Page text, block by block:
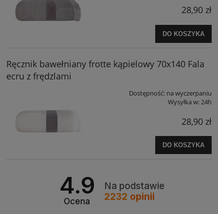
28,90 zł
DO KOSZYKA
Ręcznik bawełniany frotte kąpielowy 70x140 Fala
ecru z frędzlami
Dostępność: na wyczerpaniu
Wysyłka w:24h
28,90 zł
DO KOSZYKA
4.9
Ocena
Na podstawie
2232 opinii